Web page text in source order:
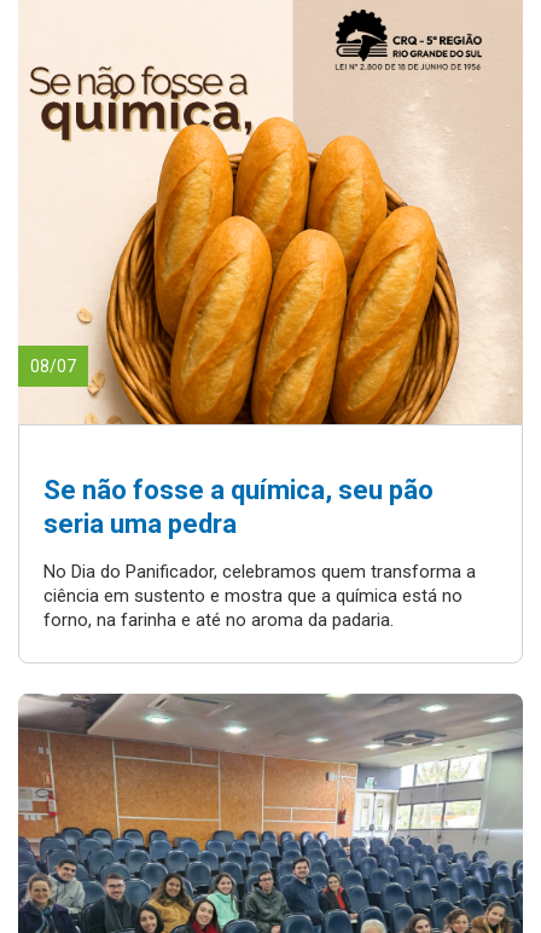
08/07
Se não fosse a química, seu pão
seria uma pedra
No Dia do Panificador, celebramos quem transforma a
ciência em sustento e mostra que a química está no
forno, na farinha e até no aroma da padaria.